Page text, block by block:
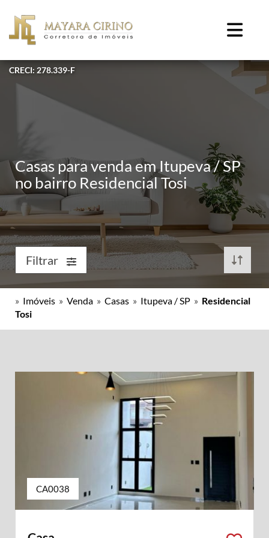
CRECI: 278.339-F
Casas para venda em Itupeva / SP
no bairro Residencial Tosi
Filtrar
» Imóveis » Venda » Casas » Itupeva / SP » Residencial
Tosi
CA0038